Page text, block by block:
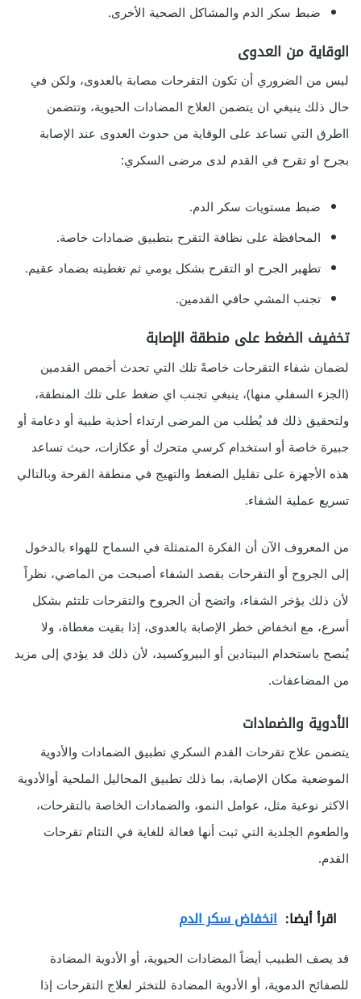
ضبط سكر الدم والمشاكل الصحية الأخرى.
الوقاية من العدوى
ليس من الضروري أن تكون التقرحات مصابة بالعدوى، ولكن في
حال ذلك ينبغي ان يتضمن العلاج المضادات الحيوية، وتتضمن
ااطرق التي تساعد على الوقاية من حدوث العدوى عند الإصابة
بجرح او تقرح في القدم لدى مرضى السكري:
ضبط مستويات سكر الدم.
المحافظة على نظافة التقرح بتطبيق ضمادات خاصة.
تطهير الجرح او التقرح بشكل يومي ثم تغطيته بضماد عقيم.
تجنب المشي حافي القدمين.
تخفيف الضغط على منطقة الإصابة
لضمان شفاء التقرحات خاصةً تلك التي تحدث أخمص القدمين
(الجزء السفلي منها)، ينبغي تجنب اي ضغط على تلك المنطقة،
ولتحقيق ذلك قد يُطلب من المرضى ارتداء أحذية طبية أو دعامة أو
جبيرة خاصة أو استخدام كرسي متحرك أو عكازات، حيث تساعد
هذه الأجهزة على تقليل الضغط والتهيج في منطقة القرحة وبالتالي
تسريع عملية الشفاء.
من المعروف الآن أن الفكرة المتمثلة في السماح للهواء بالدخول
إلى الجروح أو التقرحات بقصد الشفاء أصبحت من الماضي، نظراً
لأن ذلك يؤخر الشفاء، واتضح أن الجروح والتقرحات تلتئم بشكل
أسرع، مع انخفاض خطر الإصابة بالعدوى، إذا بقيت مغطاة، ولا
يُنصح باستخدام البيتادين أو البيروكسيد، لأن ذلك قد يؤدي إلى مزيد
من المضاعفات.
الأدوية والضمادات
يتضمن علاج تقرحات القدم السكري تطبيق الضمادات والأدوية
الموضعية مكان الإصابة، بما ذلك تطبيق المحاليل الملحية أوالأدوية
الاكثر نوعية مثل، عوامل النمو، والضمادات الخاصة بالتقرحات،
والطعوم الجلدية التي ثبت أنها فعالة للغاية في التئام تقرحات
القدم.
اقرأ أيضا: انخفاض سكر الدم
قد يصف الطبيب أيضاً المضادات الحيوية، أو الأدوية المضادة
للصفائح الدموية، أو الأدوية المضادة للتخثر لعلاج التقرحات إذا